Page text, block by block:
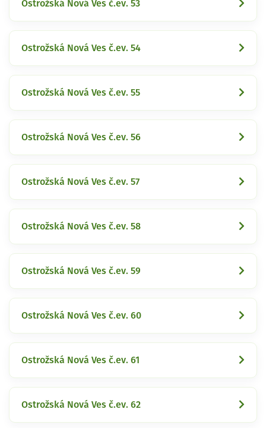
Ostrožská Nová Ves č.ev. 53
Ostrožská Nová Ves č.ev. 54
Ostrožská Nová Ves č.ev. 55
Ostrožská Nová Ves č.ev. 56
Ostrožská Nová Ves č.ev. 57
Ostrožská Nová Ves č.ev. 58
Ostrožská Nová Ves č.ev. 59
Ostrožská Nová Ves č.ev. 60
Ostrožská Nová Ves č.ev. 61
Ostrožská Nová Ves č.ev. 62